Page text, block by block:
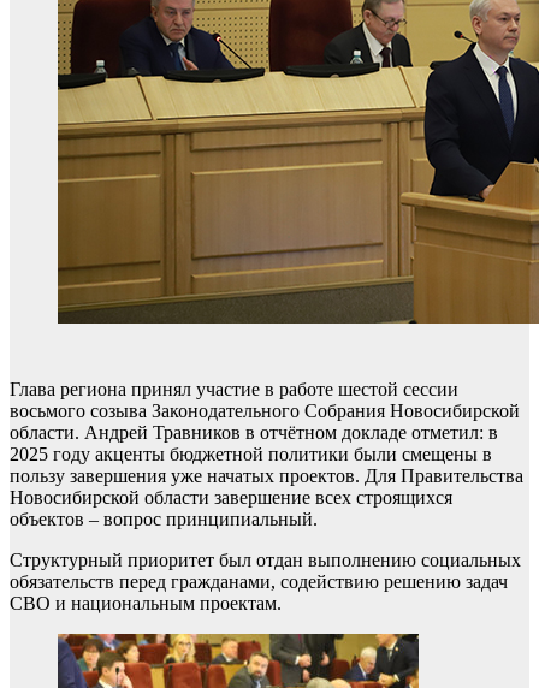
Глава региона принял участие в работе шестой сессии
восьмого созыва Законодательного Собрания Новосибирской
области. Андрей Травников в отчётном докладе отметил: в
2025 году акценты бюджетной политики были смещены в
пользу завершения уже начатых проектов. Для Правительства
Новосибирской области завершение всех строящихся
объектов – вопрос принципиальный.
Структурный приоритет был отдан выполнению социальных
обязательств перед гражданами, содействию решению задач
СВО и национальным проектам.